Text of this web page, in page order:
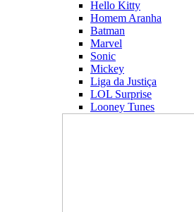
Hello Kitty
Homem Aranha
Batman
Marvel
Sonic
Mickey
Liga da Justiça
LOL Surprise
Looney Tunes